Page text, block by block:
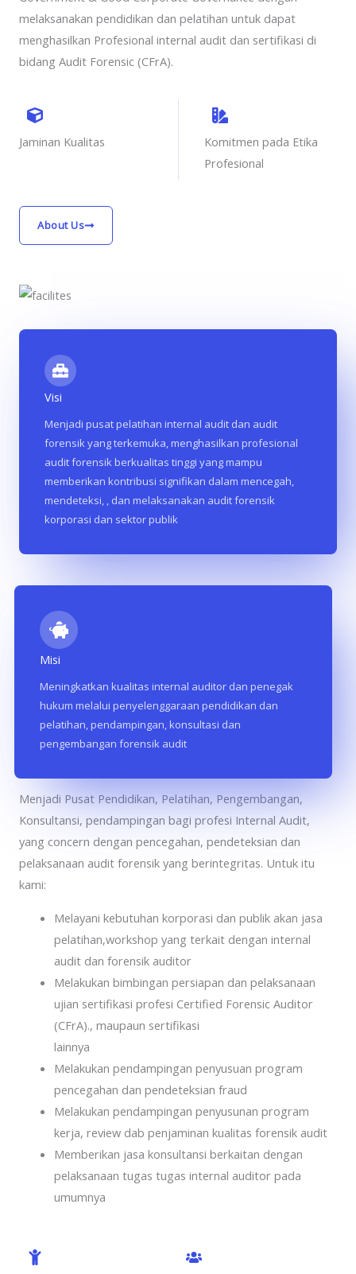
melaksanakan pendidikan dan pelatihan untuk dapat
menghasilkan Profesional internal audit dan sertifikasi di
bidang Audit Forensic (CFrA).
Jaminan Kualitas
Komitmen pada Etika
Profesional
About Us
Visi
Menjadi pusat pelatihan internal audit dan audit
forensik yang terkemuka, menghasilkan profesional
audit forensik berkualitas tinggi yang mampu
memberikan kontribusi signifikan dalam mencegah,
mendeteksi, , dan melaksanakan audit forensik
korporasi dan sektor publik
Misi
Meningkatkan kualitas internal auditor dan penegak
hukum melalui penyelenggaraan pendidikan dan
pelatihan, pendampingan, konsultasi dan
pengembangan forensik audit
Menjadi Pusat Pendidikan, Pelatihan, Pengembangan,
Konsultansi, pendampingan bagi profesi Internal Audit,
yang concern dengan pencegahan, pendeteksian dan
pelaksanaan audit forensik yang berintegritas. Untuk itu
kami:
Melayani kebutuhan korporasi dan publik akan jasa
pelatihan,workshop yang terkait dengan internal
audit dan forensik auditor
Melakukan bimbingan persiapan dan pelaksanaan
ujian sertifikasi profesi Certified Forensic Auditor
(CFrA)., maupaun sertifikasi
lainnya
Melakukan pendampingan penyusuan program
pencegahan dan pendeteksian fraud
Melakukan pendampingan penyusunan program
kerja, review dab penjaminan kualitas forensik audit
Memberikan jasa konsultansi berkaitan dengan
pelaksanaan tugas tugas internal auditor pada
umumnya